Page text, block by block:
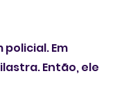
Em
Então, ele